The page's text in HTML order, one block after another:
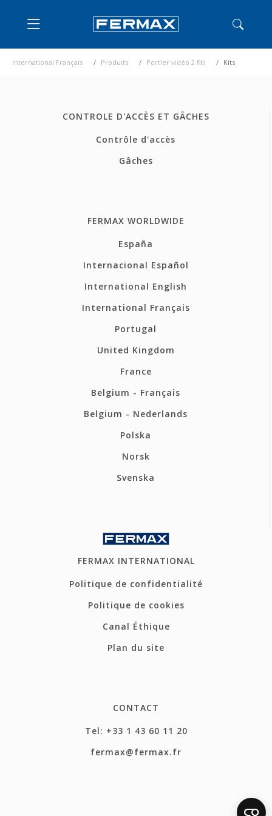
International Français Produits Portier vidéo 2 fils Kits
CONTROLE D'ACCÈS ET GÂCHES
Contrôle d'accès
Gâches
FERMAX WORLDWIDE
España
Internacional Español
International English
International Français
Portugal
United Kingdom
France
Belgium - Français
Belgium - Nederlands
Polska
Norsk
Svenska
FERMAX INTERNATIONAL
Politique de confidentialité
Politique de cookies
Canal Éthique
Plan du site
CONTACT
Tel: +33 1 43 60 11 20
fermax@fermax.fr